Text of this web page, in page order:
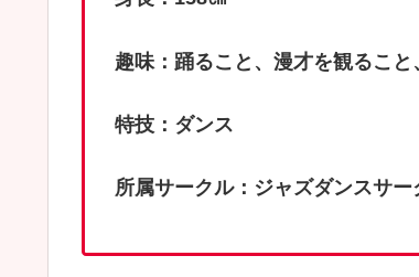
趣味：踊ること、漫才を観ること
特技：ダンス
所属サークル：ジャズダンスサ